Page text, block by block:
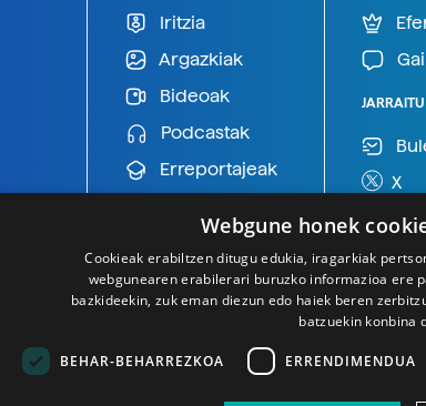
Iritzia
Argazkiak
Bideoak
Podcastak
Erreportajeak
JARRAITU
X
Webgune honek
Cookieak erabiltzen ditugu edukia, iragarkiak
webgunearen erabilerari buruzko informazioa ere
bazkideekin, zuk eman diezun edo haiek beren
batzuekin konbina
BEHAR-BEHARREZKOA ERRENDIMENDUA